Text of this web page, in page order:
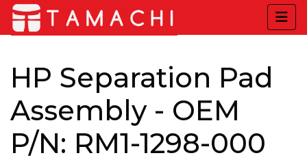
HP Separation Pad
Assembly - OEM
P/N: RM1-1298-000